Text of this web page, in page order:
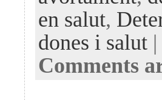
en salut,
dones i salut|
Comments